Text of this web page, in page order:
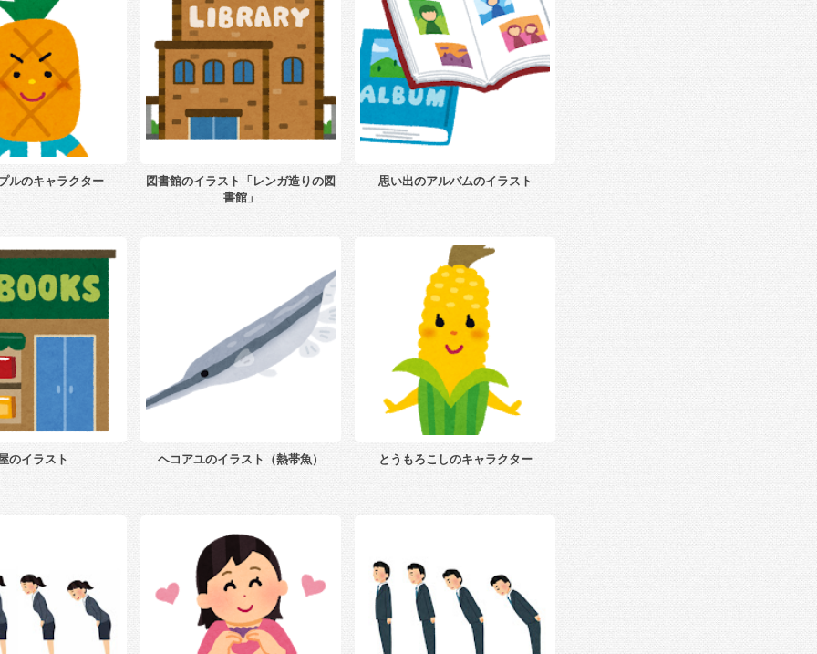
ルのキャラクター
図書館のイラスト「レンガ造りの図
書館」
思い出のアルバムのイラスト
のイラスト ヘコアユのイラスト（熱帯魚） とうもろこしのキャラクター